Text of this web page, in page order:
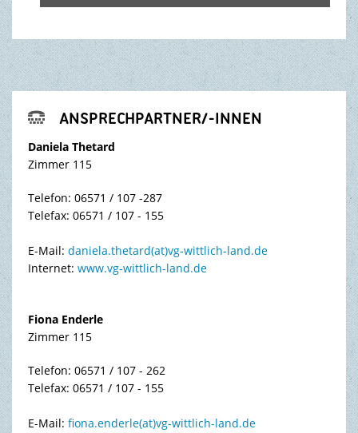
 ANSPRECHPARTNER/-INNEN
Daniela Thetard
Zimmer 115
Telefon: 06571 / 107 -287
Telefax: 06571 / 107 - 155
E-Mail: daniela.thetard(at)vg-wittlich-land.de
Internet: www.vg-wittlich-land.de
Fiona Enderle
Zimmer 115
Telefon: 06571 / 107 - 262
Telefax: 06571 / 107 - 155
E-Mail: fiona.enderle(at)vg-wittlich-land.de